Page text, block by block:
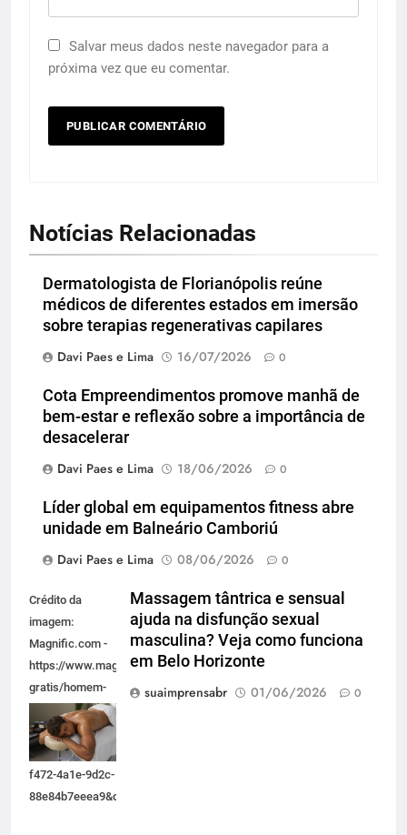
Salvar meus dados neste navegador para a
próxima vez que eu comentar.
Notícias Relacionadas
Dermatologista de Florianópolis reúne
médicos de diferentes estados em imersão
sobre terapias regenerativas capilares
Davi Paes e Lima
16/07/2026 0
Cota Empreendimentos promove manhã de
bem-estar e reflexão sobre a importância de
desacelerar
Davi Paes e Lima
18/06/2026 0
Líder global em equipamentos fitness abre
unidade em Balneário Camboriú
Davi Paes e Lima
08/06/2026 0
Crédito da
imagem:
Magnific.com -
https://www.magnific.com/br/fotos-
gratis/homem-
de-alto-angulo-
relaxando-no-
f472-4a1e-9d2c-
88e84b7eeea9&query=massagem+homem
Massagem tântrica e sensual
ajuda na disfunção sexual
masculina? Veja como funciona
em Belo Horizonte
suaimprensabr
01/06/2026 0